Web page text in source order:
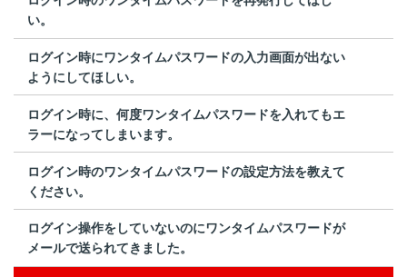
い。
ログイン時にワンタイムパスワードの入力画面が出ない
ようにしてほしい。
ログイン時に、何度ワンタイムパスワードを入れてもエ
ラーになってしまいます。
ログイン時のワンタイムパスワードの設定方法を教えて
ください。
ログイン操作をしていないのにワンタイムパスワードが
メールで送られてきました。